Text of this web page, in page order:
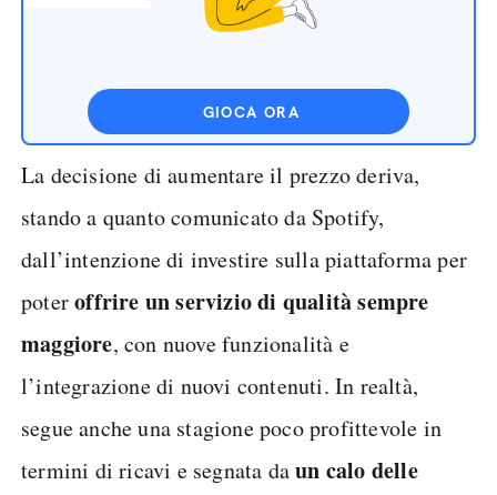
GIOCA ORA
La decisione di aumentare il prezzo deriva,
stando a quanto comunicato da Spotify,
dall’intenzione di investire sulla piattaforma per
poteroffrire un servizio di qualità sempre
maggiore, con nuove funzionalità e
l’integrazione di nuovi contenuti. In realtà,
segue anche una stagione poco profittevole in
termini di ricavi e segnata daun calo delle